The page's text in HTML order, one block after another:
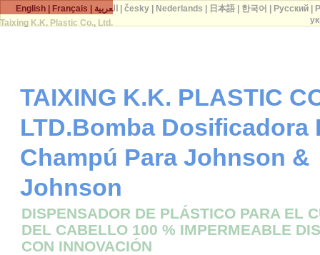
Taixing K.K. Plastic Co., Ltd.
TAIXING K.K. PLASTIC
LTD.Bomba Dosificadora
Champú Para Johnson &
Johnson
DISPENSADOR DE PLÁSTICO PARA EL
DEL CABELLO 100 % IMPERMEABLE
CON INNOVACIÓN
English Français العربية |česky Nederlands 日本語 한국어 Русский